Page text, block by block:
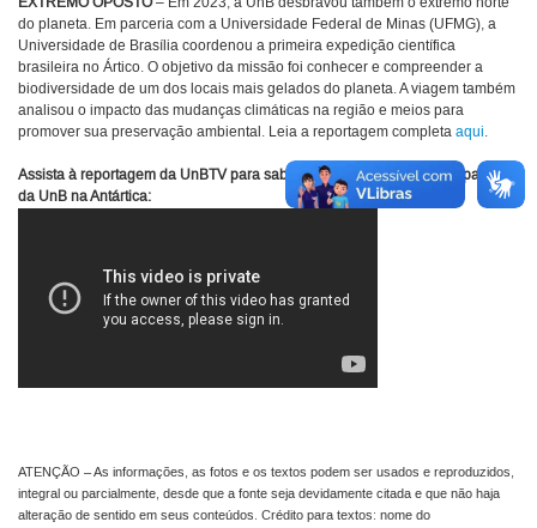
do planeta. Em parceria com a Universidade Federal de Minas (UFMG), a
Universidade de Brasília coordenou a primeira expedição científica
brasileira no Ártico. O objetivo da missão foi conhecer e compreender a
biodiversidade de um dos locais mais gelados do planeta. A viagem também
analisou o impacto das mudanças climáticas na região e meios para
promover sua preservação ambiental. Leia a reportagem completa aqui.
Assista à reportagem da UnBTV para saber mais sobre os próximos passos
da UnB na Antártica:
ATENÇÃO – As informações, as fotos e os textos podem ser usados e reproduzidos,
integral ou parcialmente, desde que a fonte seja devidamente citada e que não haja
alteração de sentido em seus conteúdos. Crédito para textos: nome do